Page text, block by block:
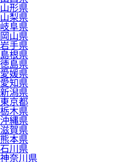
山形県
山梨県
岐阜県
岡山県
岩手県
島根県
徳島県
愛媛県
愛知県
新潟県
東京都
栃木県
沖縄県
滋賀県
熊本県
石川県
神奈川県